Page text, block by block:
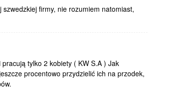
firmy, nie rozumiem natomiast,
tylko 2 kobiety ( KW S.A ) Jak
procentowo przydzielić ich na przodek,